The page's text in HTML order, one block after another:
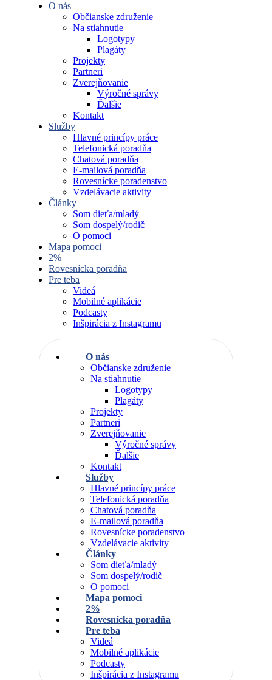
O nás
Občianske združenie
Na stiahnutie
Logotypy
Plagáty
Projekty
Partneri
Zverejňovanie
Výročné správy
Ďalšie
Kontakt
Služby
Hlavné princípy práce
Telefonická poradňa
Chatová poradňa
E-mailová poradňa
Rovesnícke poradenstvo
Vzdelávacie aktivity
Články
Som dieťa/mladý
Som dospelý/rodič
O pomoci
Mapa pomoci
2%
Rovesnícka poradňa
Pre teba
Videá
Mobilné aplikácie
Podcasty
Inšpirácia z Instagramu
O nás
Občianske združenie
Na stiahnutie
Logotypy
Plagáty
Projekty
Partneri
Zverejňovanie
Výročné správy
Ďalšie
Kontakt
Služby
Hlavné princípy práce
Telefonická poradňa
Chatová poradňa
E-mailová poradňa
Rovesnícke poradenstvo
Vzdelávacie aktivity
Články
Som dieťa/mladý
Som dospelý/rodič
O pomoci
Mapa pomoci
2%
Rovesnícka poradňa
Pre teba
Videá
Mobilné aplikácie
Podcasty
Inšpirácia z Instagramu